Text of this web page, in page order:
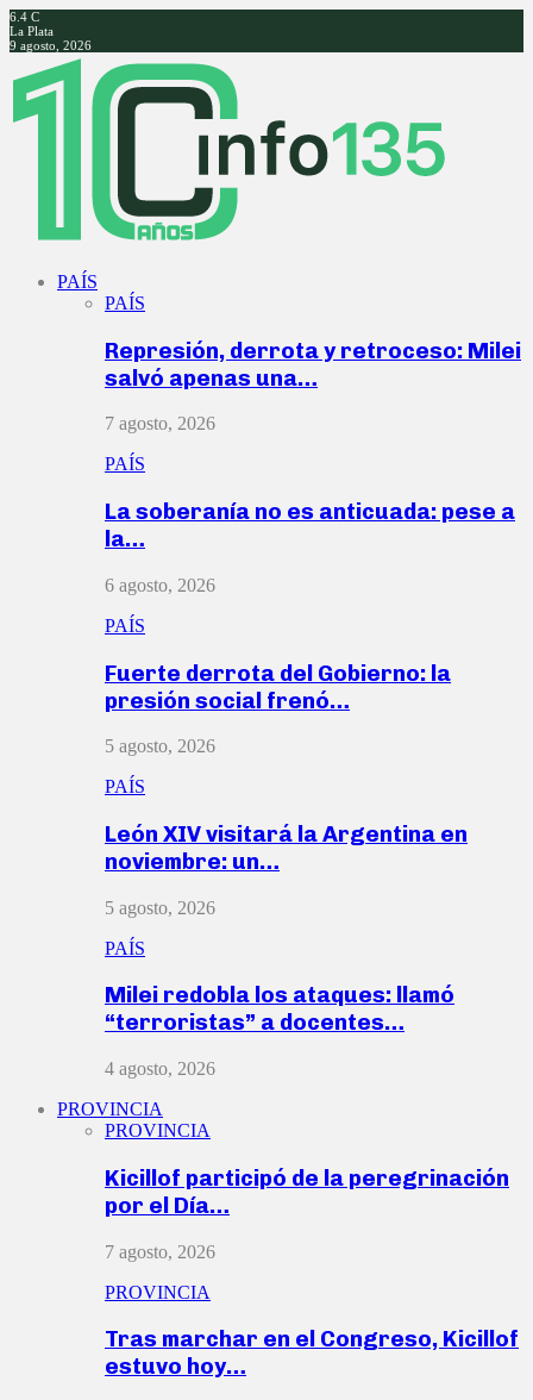
6.4 C
La Plata
9 agosto, 2026
Facebook
Twitter
Instagram
Youtube
PAÍS
PAÍS
Represión, derrota y retroceso: Milei
salvó apenas una…
7 agosto, 2026
PAÍS
La soberanía no es anticuada: pese a
la…
6 agosto, 2026
PAÍS
Fuerte derrota del Gobierno: la
presión social frenó…
5 agosto, 2026
PAÍS
León XIV visitará la Argentina en
noviembre: un…
5 agosto, 2026
PAÍS
Milei redobla los ataques: llamó
“terroristas” a docentes…
4 agosto, 2026
PROVINCIA
PROVINCIA
Kicillof participó de la peregrinación
por el Día…
7 agosto, 2026
PROVINCIA
Tras marchar en el Congreso, Kicillof
estuvo hoy…